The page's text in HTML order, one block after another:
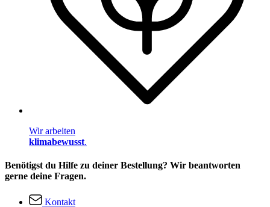
Wir arbeiten
klimabewusst.
Benötigst du Hilfe zu deiner Bestellung? Wir beantworten
gerne deine Fragen.
Kontakt